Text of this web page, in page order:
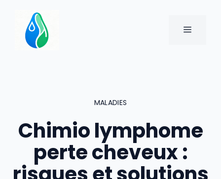
contenu
MENU
MALADIES
Chimio lymphome
perte cheveux :